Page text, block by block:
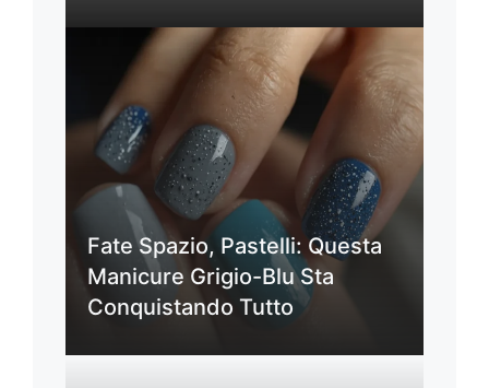
Fate Spazio, Pastelli: Questa
Manicure Grigio-Blu Sta
Conquistando Tutto